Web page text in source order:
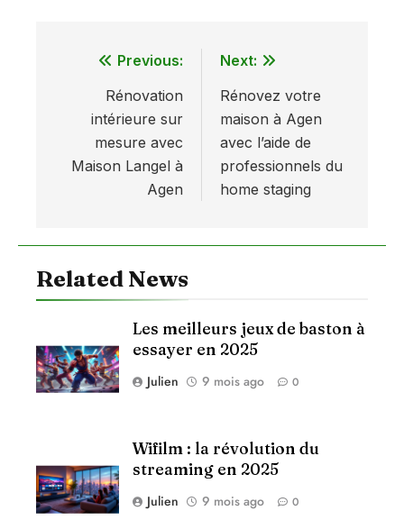
Navigation
l’article
Previous:
Rénovation
intérieure sur
mesure avec
Maison Langel à
Agen
Next:
Rénovez votre
maison à Agen
avec l’aide de
professionnels du
home staging
Related News
Les meilleurs jeux de baston à
essayer en 2025
Julien 9 mois ago 0
Wifilm : la révolution du
streaming en 2025
Julien 9 mois ago 0